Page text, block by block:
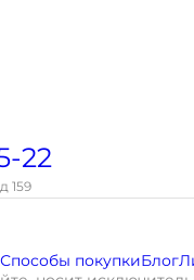
22
159
Способы покупкиБлог